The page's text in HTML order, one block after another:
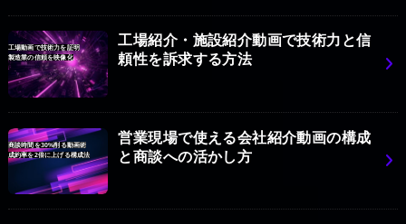
工場動画で技術力を証明
製造業の信頼を映像化
工場紹介・施設紹介動画で技術力と信
頼性を訴求する方法
商談時間を30%削る動画術
成約率を2倍に上げる構成法
営業現場で使える会社紹介動画の構成
と商談への活かし方